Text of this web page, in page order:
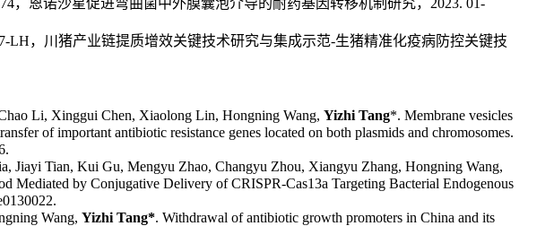
，恩诺沙星促进弯曲菌中外膜囊泡介导的耐药基因转移机制研究， 2023. 01-
LH，川猪产业链提质增效关键技术研究与集成示范-生猪精准化疫病防控关键技
Li, Xinggui Chen, Xiaolong Lin, Hongning Wang, Yizhi Tang*. Membrane vesicles
of important antibiotic resistance genes located on both plasmids and chromosomes.
Jiayi Tian, Kui Gu, Mengyu Zhao, Changyu Zhou, Xiangyu Zhang, Hongning Wang,
Mediated by Conjugative Delivery of CRISPR-Cas13a Targeting Bacterial Endogenous
Wang, Yizhi Tang*. Withdrawal of antibiotic growth promoters in China and its